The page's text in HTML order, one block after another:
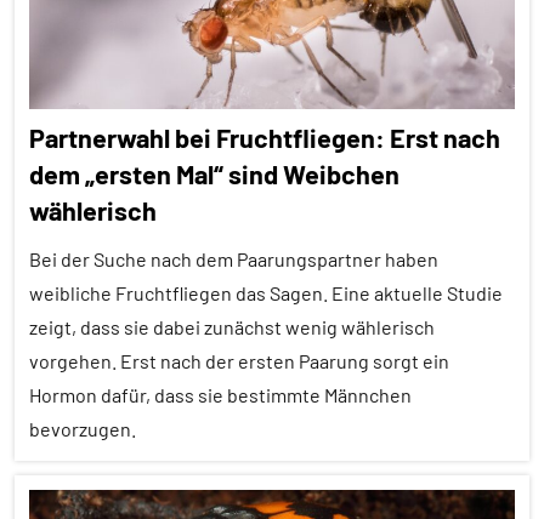
Ernährung
Forschung
aktuell
Fressfeinde
Inter-
Spezies
Pheromone
Sinne
Vögel
Partnerwahl bei Fruchtfliegen: Erst nach
dem „ersten Mal“ sind Weibchen
wählerisch
Bei der Suche nach dem Paarungspartner haben
weibliche Fruchtfliegen das Sagen. Eine aktuelle Studie
zeigt, dass sie dabei zunächst wenig wählerisch
vorgehen. Erst nach der ersten Paarung sorgt ein
Hormon dafür, dass sie bestimmte Männchen
bevorzugen.
Alle